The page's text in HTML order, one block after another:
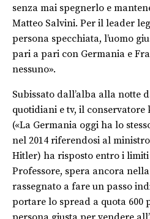
senza mai spegnerlo e
Matteo Salvini. Per il leader
persona specchiata, l’uomo
pari a pari con Germania e
nessuno».
Subissato dall’alba alla notte
quotidiani e tv, il conservatore
(«La Germania oggi ha lo
nel 2014 riferendosi al
Hitler) ha risposto entro i
Professore, spera ancora
rassegnato a fare un passo
portare lo spread a quota 600